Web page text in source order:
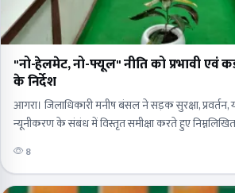
"नो-हेलमेट, नो-फ्यूल" नीति को प्रभावी एवं
के निर्देश
आगरा। जिलाधिकारी मनीष बंसल ने सड़क सुरक्षा, प्रवर्तन,
न्यूनीकरण के संबंध में विस्तृत समीक्षा करते हुए निम्नलिखित
अधिकारी को…
8